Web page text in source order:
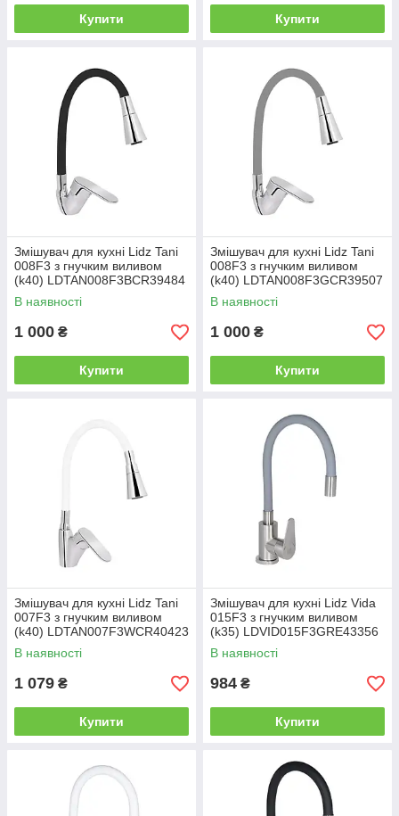
Купити Купити
Змішувач для кухні Lidz Tani
008F3 з гнучким виливом
(k40) LDTAN008F3BCR39484
Chrome/Black
В наявності
1 000 ₴
Купити
Змішувач для кухні Lidz Tani
008F3 з гнучким виливом
(k40) LDTAN008F3GCR39507
Chrome/Grey
В наявності
1 000 ₴
Купити
Змішувач для кухні Lidz Tani
007F3 з гнучким виливом
(k40) LDTAN007F3WCR40423
Chrome/White
В наявності
1 079 ₴
Купити
Змішувач для кухні Lidz Vida
015F3 з гнучким виливом
(k35) LDVID015F3GRE43356
Grey
В наявності
984 ₴
Купити